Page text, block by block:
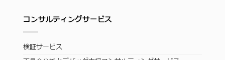
コンサルティングサービス
検証サービス